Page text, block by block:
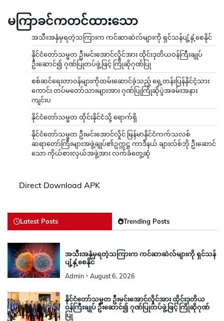
မကြာခင်ကတင်ထားသော
အသီးအနှံမှရတဲ့သကြားက ကင်ဆာဆဲလ်များကို ရှင်သန်ပျံ့နှံ့စေနိုင်
နိုင်ငံတော်သမ္မတ ဦးမင်းအောင်လှိုင်အား ထိုင်းဒုတိယဝန်ကြီးချုပ်
ဦးဆောင်၍ ဂုဏ်ပြုတပ်ဖွဲ့ဖြင့် ကြိုဆိုဂုဏ်ပြု
စစ်ဆင်ရေးတာဝန်များကိုထမ်းဆောင်ခဲ့သည့် ရှေ့တန်းပြန်နိုင်ငံ့သား
ကောင်း တပ်မတော်သားများအား ဂုဏ်ပြုကြိုဆိုပွဲအခမ်းအနား
ကျင်းပ
နိုင်ငံတော်သမ္မတ ထိုင်းနိုင်ငံသို့ ရောက်ရှိ
နိုင်ငံတော်သမ္မတ ဦးမင်းအောင်လှိုင် မြန်မာနိုင်ငံကက်သလစ်
ဆရာတော်ကြီးများအဖွဲ့ချုပ်၏ဥက္ကဋ္ဌ ကာဒီနယ် ချားလ်စ်ဘို ဦးဆောင်
သော ကိုယ်စားလှယ်အဖွဲ့အား လက်ခံတွေ့ဆုံ
Direct Download APK
Latest Posts Trending Posts
အသီးအနှံမှရတဲ့သကြားက ကင်ဆာဆဲလ်များကို ရှင်သန်
ပျံ့နှံ့စေနိုင်
Admin August 6, 2026
နိုင်ငံတော်သမ္မတ ဦးမင်းအောင်လှိုင်အား ထိုင်းဒုတိယ
ဝန်ကြီးချုပ် ဦးဆောင်၍ ဂုဏ်ပြုတပ်ဖွဲ့ဖြင့် ကြိုဆိုဂုဏ်
ပြု